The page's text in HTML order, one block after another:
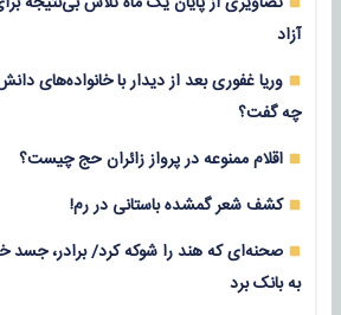
آزاد
وریا غفوری بعد از دیدار با خانواده‌های
چه گفت؟
اقلام ممنوعه در پرواز زائران حج چیست؟
کشف شعر گمشده باستانی در رم!
صحنه‌ای که هند را شوکه کرد/ برادر،
به بانک برد